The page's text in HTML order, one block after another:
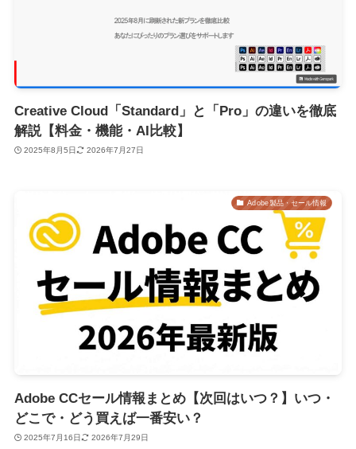
Creative Cloud「Standard」と「Pro」の違いを徹底
解説【料金・機能・AI比較】
2025年8月5日 2026年7月27日
Adobe製品・セール情報
Adobe CCセール情報まとめ【次回はいつ？】いつ・
どこで・どう買えば一番安い？
2025年7月16日 2026年7月29日